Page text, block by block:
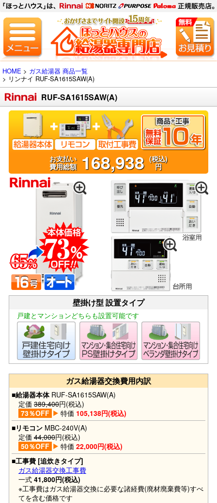
HOME > ガス給湯器 商品一覧
> リンナイ RUF-SA1615SAW(A)
RUF-SA1615SAW(A)
お支払い
費用総額168,938 (税込)
円
壁掛け型 設置タイプ
戸建とマンションどちらも設置可能です
ガス給湯器交換費用内訳
■給湯器本体RUF-SA1615SAW(A)
定価 389,400円(税込)
73％OFF
特価 105,138円(税込)
■リモコンMBC-240V(A)
定価 44,000円(税込)
50％OFF
特価 22,000円(税込)
■工事費 [追炊きタイプ]
ガス給湯器交換工事費
一式 41,800円(税込)
※工事費はガス給湯器交換に必要な諸経費(廃材廃棄費等)すべ
てを含む価格です